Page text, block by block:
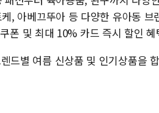
, 아베끄뚜아 등 다양한 유아동 브
폰 및 최대 10% 카드 즉시 할인
드별 여름 신상품 및 인기상품을